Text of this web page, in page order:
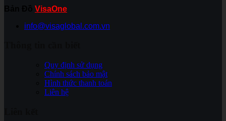
VisaOne
info@visaglobal.com.vn
Quy định sử dụng
Chính sách bảo mật
Hình thức thanh toán
Liên hệ